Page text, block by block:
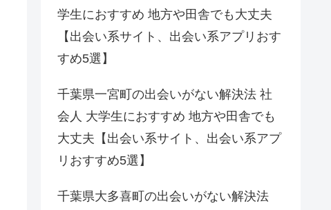
学生におすすめ 地方や田舎でも大丈夫
【出会い系サイト、出会い系アプリおす
すめ5選】
千葉県一宮町の出会いがない解決法 社
会人 大学生におすすめ 地方や田舎でも
大丈夫【出会い系サイト、出会い系アプ
リおすすめ5選】
千葉県大多喜町の出会いがない解決法